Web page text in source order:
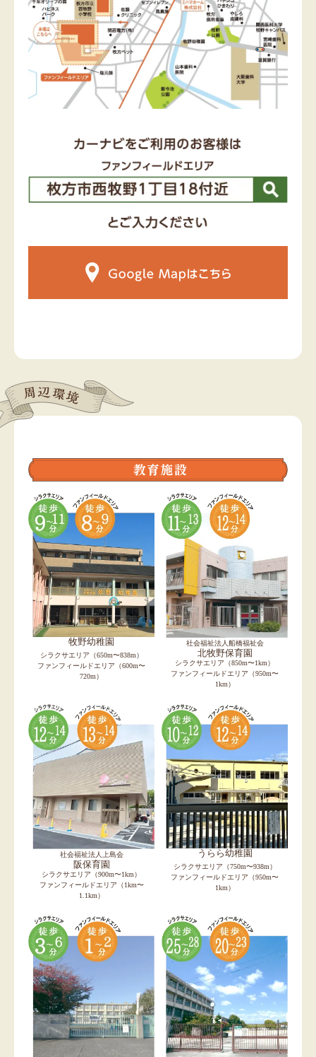
牧野幼稚園
シラクサエリア（650m〜838m）
ファンフィールドエリア（600m〜
720m）
社会福祉法人船橋福祉会
北牧野保育園
シラクサエリア（850m〜1km）
ファンフィールドエリア（950m〜
1km）
社会福祉法人上島会
阪保育園
シラクサエリア（900m〜1km）
ファンフィールドエリア（1km〜
1.1km）
うらら幼稚園
シラクサエリア（750m〜938m）
ファンフィールドエリア（950m〜
1km）